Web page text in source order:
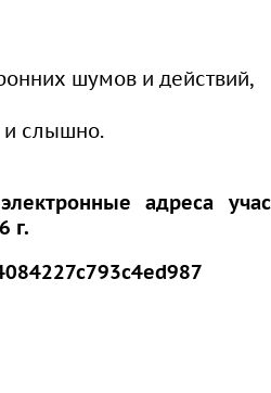
шумов и действий,
и слышно.
адреса
г.